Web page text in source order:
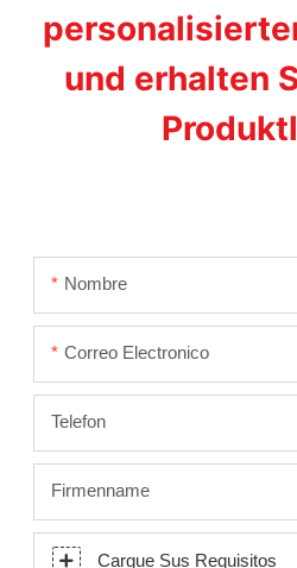
und erhalten
Nombre
Correo Electronico
Telefon
Firmenname
Cargue Sus Requisitos